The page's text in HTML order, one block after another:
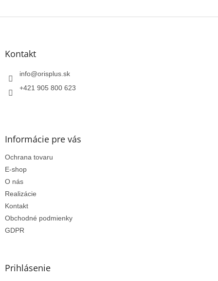
Z
Kontakt
info@orisplus.sk
+421 905 800 623
Informácie pre vás
Ochrana tovaru
E-shop
O nás
Realizácie
Kontakt
Obchodné podmienky
GDPR
Prihlásenie